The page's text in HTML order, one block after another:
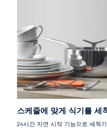
스케줄에 맞게 식기를 세
24시간 지연 시작 기능으로 세척